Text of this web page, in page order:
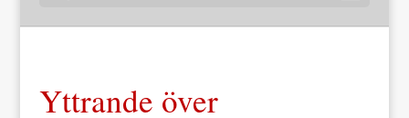
Yttrande över